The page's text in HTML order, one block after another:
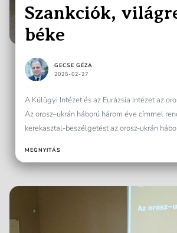
Szankciók,
béke
GECSE GÉZA
2025-02-27
A Külügyi Intézet és az Eurázsia Intézet az
Az orosz–ukrán háború három éve címmel
kerekasztal-beszélgetést az orosz-ukrán
MEGNYITÁS